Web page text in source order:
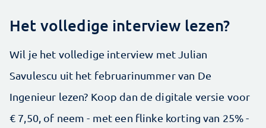
Het volledige interview lezen?
Wil je het volledige interview met Julian
Savulescu uit het februarinummer van De
Ingenieur lezen? Koop dan de digitale versie voor
€ 7,50, of neem - met een flinke korting van 25% -